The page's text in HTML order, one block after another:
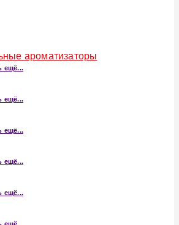
ароматизаторы
ещё...
ещё...
ещё...
ещё...
ещё...